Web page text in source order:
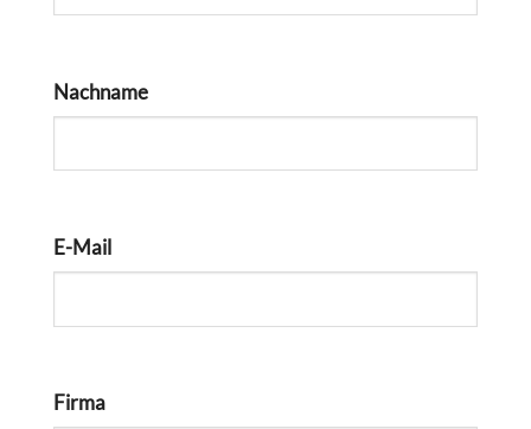
Nachname
E-Mail
Firma